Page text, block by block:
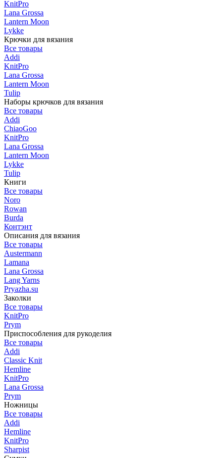
KnitPro
Lana Grossa
Lantern Moon
Lykke
Крючки для вязания
Все товары
Addi
KnitPro
Lana Grossa
Lantern Moon
Tulip
Наборы крючков для вязания
Все товары
Addi
ChiaoGoo
KnitPro
Lana Grossa
Lantern Moon
Lykke
Tulip
Книги
Все товары
Noro
Rowan
Burda
Контэнт
Описания для вязания
Все товары
Austermann
Lamana
Lana Grossa
Lang Yarns
Pryazha.su
Заколки
Все товары
KnitPro
Prym
Приспособления для рукоделия
Все товары
Addi
Classic Knit
Hemline
KnitPro
Lana Grossa
Prym
Ножницы
Все товары
Addi
Hemline
KnitPro
Sharpist